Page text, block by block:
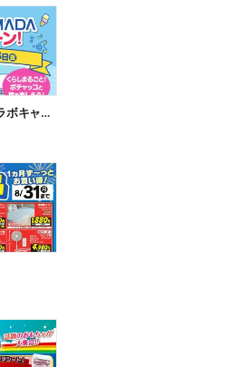
POCHACCO×YAMADA コラボキャンペーン!